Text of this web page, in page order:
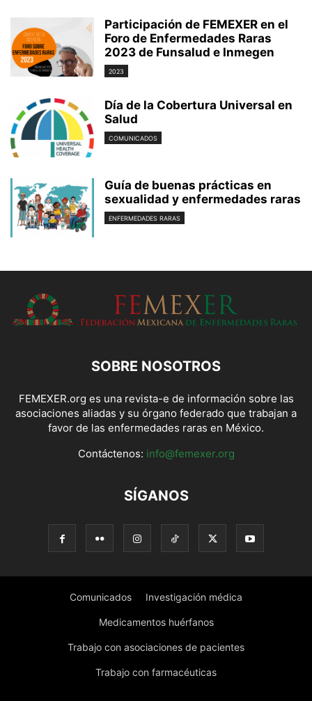
Participación de FEMEXER en el
Foro de Enfermedades Raras
2023 de Funsalud e Inmegen
2023
Día de la Cobertura Universal en
Salud
COMUNICADOS
Guía de buenas prácticas en
sexualidad y enfermedades raras
ENFERMEDADES RARAS
SOBRE NOSOTROS
FEMEXER.org es una revista-e de información sobre las
asociaciones aliadas y su órgano federado que trabajan a
favor de las enfermedades raras en México.
Contáctenos: info@femexer.org
SÍGANOS
Comunicados Investigación médica
Medicamentos huérfanos
Trabajo con asociaciones de pacientes
Trabajo con farmacéuticas